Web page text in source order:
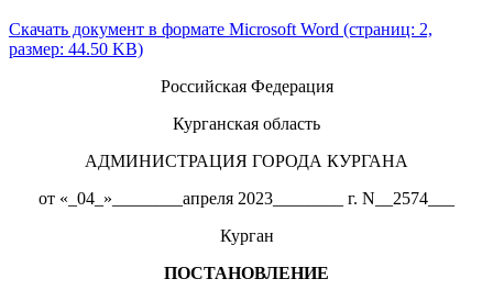
Скачать документ в формате Microsoft Word (страниц: 2,
размер: 44.50 KB)
Российская Федерация
Курганская область
АДМИНИСТРАЦИЯ ГОРОДА КУРГАНА
от «_04_»________апреля 2023________ г. N__2574___
Курган
ПОСТАНОВЛЕНИЕ